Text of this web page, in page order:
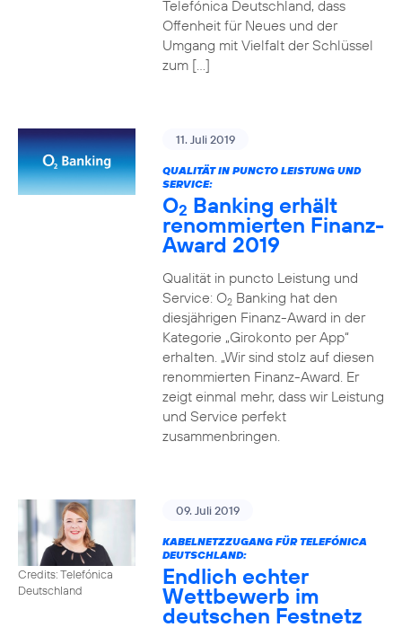
Telefónica Deutschland, dass
Offenheit für Neues und der
Umgang mit Vielfalt der Schlüssel
zum […]
11. Juli 2019
QUALITÄT IN PUNCTO LEISTUNG UND
SERVICE:
O2 Banking erhält
renommierten Finanz-
Award 2019
Qualität in puncto Leistung und
Service: O2Banking hat den
diesjährigen Finanz-Award in der
Kategorie „Girokonto per App“
erhalten. „Wir sind stolz auf diesen
renommierten Finanz-Award. Er
zeigt einmal mehr, dass wir Leistung
und Service perfekt
zusammenbringen.
Credits: Telefónica
Deutschland
09. Juli 2019
KABELNETZZUGANG FÜR TELEFÓNICA
DEUTSCHLAND:
Endlich echter
Wettbewerb im
deutschen Festnetz